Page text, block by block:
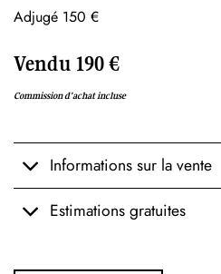
Adjugé 150 €
Vendu 190 €
Commission d'achat incluse
Informations sur la vente
Estimations gratuites